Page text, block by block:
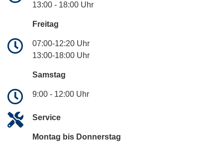
13:00 - 18:00 Uhr
Freitag
07:00-12:20 Uhr
13:00-18:00 Uhr
Samstag
9:00 - 12:00 Uhr
Service
Montag bis Donnerstag